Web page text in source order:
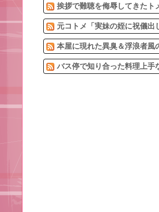
挨拶で難聴を侮辱してきた
元コトメ「実妹の姪に祝儀
本屋に現れた異臭＆浮浪者風
バス停で知り合った料理上手